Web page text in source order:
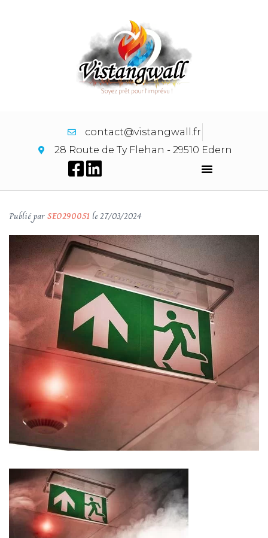
contact@vistangwall.fr
28 Route de Ty Flehan - 29510 Edern
Publié parSEO290051 le27/03/2024